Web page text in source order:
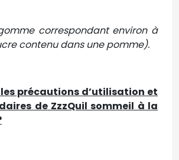
correspondant environ à
contenu dans une pomme).
précautions d’utilisation et
de ZzzQuil sommeil à la